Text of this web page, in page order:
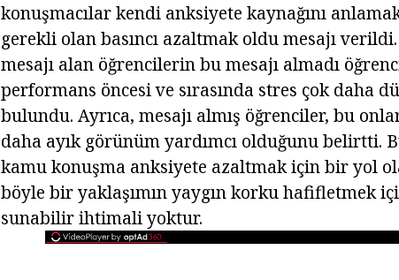
konuşmacılar kendi anksiyete kaynağını
gerekli olan basıncı azaltmak oldu mesajı
mesajı alan öğrencilerin bu mesajı almadı
performans öncesi ve sırasında stres çok daha
bulundu. Ayrıca, mesajı almış öğrenciler, bu
daha ayık görünüm yardımcı olduğunu belirtti.
kamu konuşma anksiyete azaltmak için bir yol
böyle bir yaklaşımın yaygın korku hafifletmek
sunabilir ihtimali yoktur.